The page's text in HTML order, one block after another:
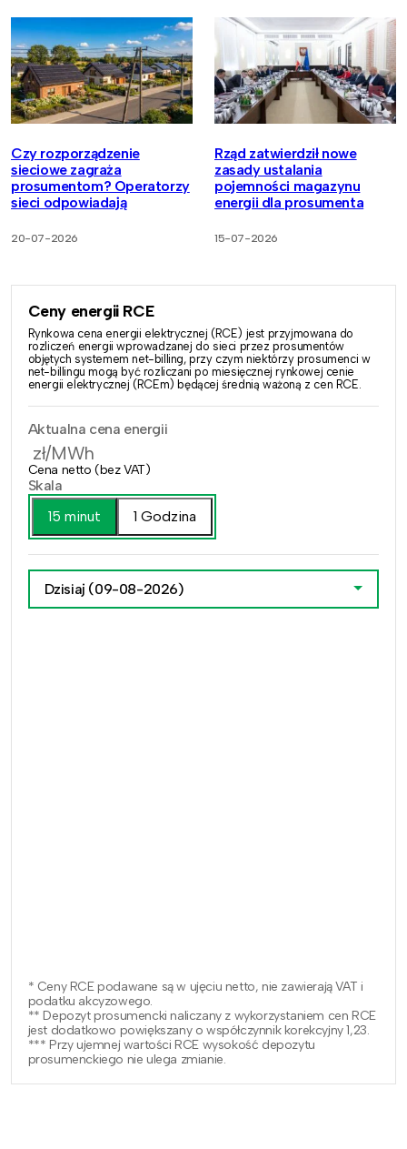
Czy rozporządzenie
sieciowe zagraża
prosumentom? Operatorzy
sieci odpowiadają
20-07-2026
Rząd zatwierdził nowe
zasady ustalania
pojemności magazynu
energii dla prosumenta
15-07-2026
Ceny energii RCE
Rynkowa cena energii elektrycznej (RCE) jest przyjmowana do
rozliczeń energii wprowadzanej do sieci przez prosumentów
objętych systemem net-billing, przy czym niektórzy prosumenci w
net-billingu mogą być rozliczani po miesięcznej rynkowej cenie
energii elektrycznej (RCEm) będącej średnią ważoną z cen RCE.
Aktualna cena energii
zł/MWh
Cena netto (bez VAT)
Skala
15 minut
1 Godzina
Dzisiaj (09-08-2026)
* Ceny RCE podawane są w ujęciu netto, nie zawierają VAT i
podatku akcyzowego.
** Depozyt prosumencki naliczany z wykorzystaniem cen RCE
jest dodatkowo powiększany o współczynnik korekcyjny 1,23.
*** Przy ujemnej wartości RCE wysokość depozytu
prosumenckiego nie ulega zmianie.